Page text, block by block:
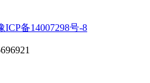
ICP备14007298号-8